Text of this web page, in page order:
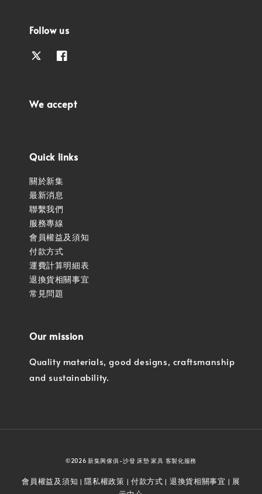
Follow us
We accept
Quick links
關於新集
最新消息
聯繫我們
服務專線
會員權益及須知
付款方式
運費計算明細表
退換貨相關事宜
常見問題
Our mission
Quality materials, good designs, craftsmanship
and sustainability.
©2026 新集興傢俱-沙發 床墊 家具 客製化服務
會員權益及須知 | 隱私權政策 | 付款方式 | 退換貨相關事宜 | 展